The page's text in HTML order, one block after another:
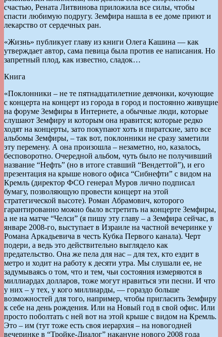
счастью, Рената Литвинова приложила все силы, чтобы
спасти любимую подругу. Земфира нашла в ее доме приют и
лекарство от сердечных ран.
«Жизнь» публикует главу из книги Олега Кашина — как
утверждает автор, сама певица была против ее написания. Но
запретный плод, как известно, сладок…
Книга
«Поклонники – не те пятнадцатилетние девчонки, кочующие
с концерта на концерт из города в город и постоянно живущие
на форуме Земфиры в Интернете, а обычные люди, которые
слушают Земфиру и которым она нравится; которые редко
ходят на концерты, зато покупают хоть и пиратские, зато все
альбомы Земфиры, – так вот, поклонники не сразу заметили
эту перемену. А она произошла – незаметно, но, казалось,
бесповоротно. Очередной альбом, чуть было не получивший
название “Нефть” (но в итоге ставший “Вендеттой”), и его
презентация на крыше нового офиса “Сибнефти” с видом на
Кремль (директор ФСО генерал Муров лично подписал
бумагу, позволяющую провести концерт на этой
стратегической высоте). Роман Абрамович, которого
гарантированно можно было встретить на концерте Земфиры,
а не на матче “Челси” (я пишу эту главу – а Земфира сейчас, в
январе 2008-го, выступает в Израиле на частной вечеринке у
Романа Аркадьевича в честь Кубка Первого канала). Черт
подери, а ведь это действительно выглядело как
предательство. Она же пела для нас – для тех, кто ездит в
метро и ходит на работу к десяти утра. Мы слушали ее, не
задумываясь о том, что и тем, чьи состояния измеряются в
миллиардах долларов, тоже могут нравиться эти песни. И что
у них – у тех, у кого миллиарды, — гораздо больше
возможностей для того, например, чтобы пригласить Земфиру
к себе на день рождения. Или на Новый год в свой офис. Или
просто поболтать с ней вот на этой крыше с видом на Кремль.
Это – им (тут тоже есть своя иерархия – на новогодней
вечеринке в “Тройке-Диалог” накануне нового 2008 года